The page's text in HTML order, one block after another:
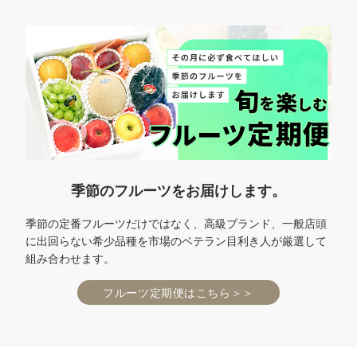
季節のフルーツをお届けします。
季節の定番フルーツだけではなく、高級ブランド、一般店頭
に出回らない希少品種を市場のベテラン目利き人が厳選して
組み合わせます。
フルーツ定期便はこちら＞＞